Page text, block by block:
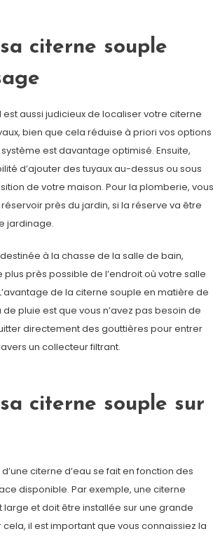
citerne souple
aussi judicieux de localiser votre citerne
bien que cela réduise à priori vos options
est davantage optimisé. Ensuite,
d’ajouter des tuyaux au-dessus ou sous
de votre maison. Pour la plomberie, vous
près du jardin, si la réserve va être
jardinage.
à la chasse de la salle de bain,
près possible de l’endroit où votre salle
de la citerne souple en matière de
pluie est que vous n’avez pas besoin de
directement des gouttières pour entrer
un collecteur filtrant.
citerne souple sur
citerne d’eau se fait en fonction des
disponible. Par exemple, une citerne
et doit être installée sur une grande
il est important que vous connaissiez la